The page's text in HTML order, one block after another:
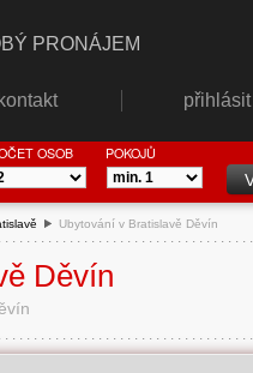
PRONÁJEM
kontakt přihlásit
OSOB POKOJŮ
Ubytování v Bratislavě Děvín
Děvín